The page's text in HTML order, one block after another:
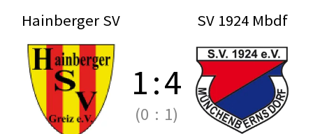
Hainberger SV SV 1924 Mbdf
1:4
(0 : 1)